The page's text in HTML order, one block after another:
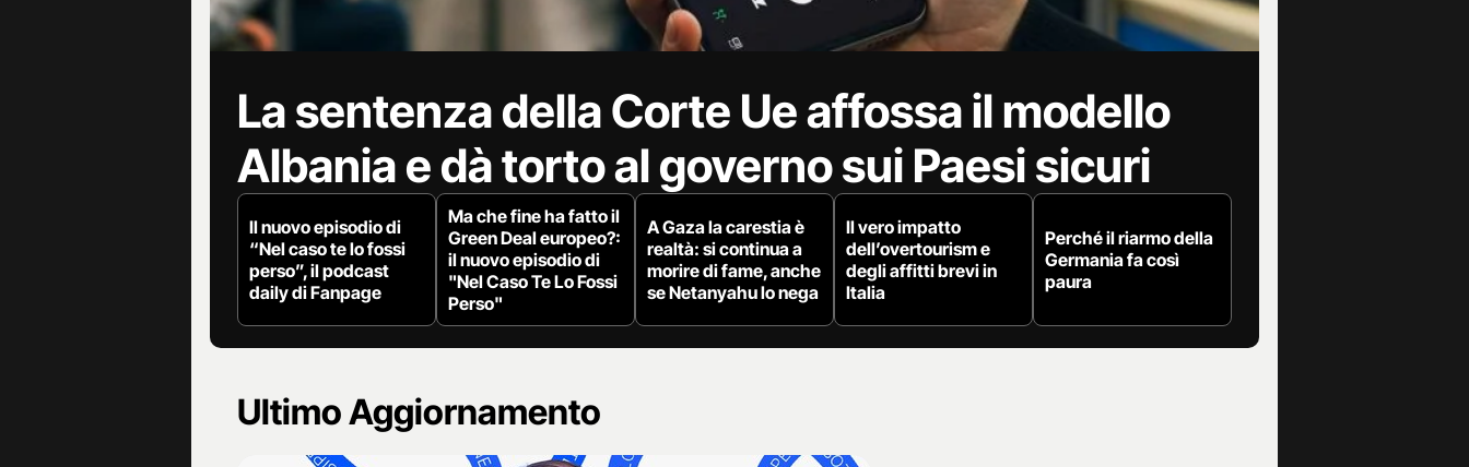
La sentenza della Corte Ue affossa il modello
Albania e dà torto al governo sui Paesi sicuri
Il nuovo episodio di
“Nel caso te lo fossi
perso”, il podcast
daily di Fanpage
Ma che fine ha fatto il
Green Deal europeo?:
il nuovo episodio di
"Nel Caso Te Lo Fossi
Perso"
A Gaza la carestia è
realtà: si continua a
morire di fame, anche
se Netanyahu lo nega
Il vero impatto
dell’overtourism e
degli affitti brevi in
Italia
Perché il riarmo della
Germania fa così
paura
Ultimo Aggiornamento